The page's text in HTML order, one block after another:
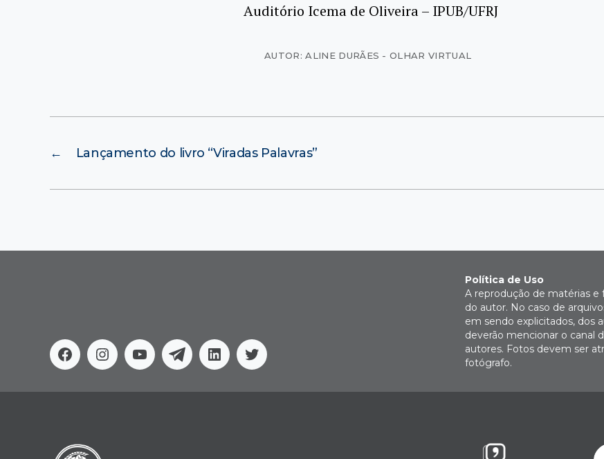
Auditório Icema de Oliveira – IPUB/UFRJ
AUTOR: ALINE DURÃES - OLHAR VIRTUAL
← Lançamento do livro “Viradas Palavras”
FacebookInstagram
YoutubeTelegramLinkedinTwitter
Política de Uso
A reprodução de matérias e
do autor. No caso de
em sendo explicitados, dos
deverão mencionar o canal
autores. Fotos devem ser
fotógrafo.